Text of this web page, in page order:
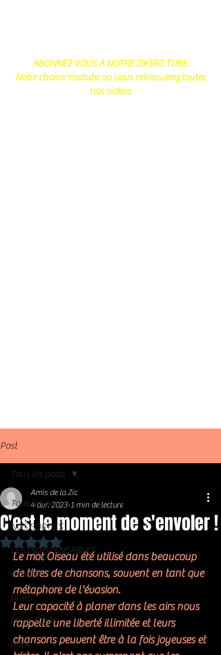
ABONNEZ VOUS A NOTRE ZIKERS TUBE.
Notre chaine Youtube ou vous retrouverez toutes
nos videos
Post
Tous les posts
NOS SORTIES
LES INDISPENSABLES
Général
Blues
Blues Rock
Rock
Tous les posts
C'est le moment de s'envoler !
Amis de la Zic
4 avr. 2023 1 min de lecture
Noté NaN étoiles sur 5.
Le mot Oiseau été utilisé dans beaucoup
de titres de chansons, souvent en tant que
métaphore de l'évasion.
Leur capacité à planer dans les airs nous
rappelle une liberté illimitée et leurs
chansons peuvent être à la fois joyeuses et